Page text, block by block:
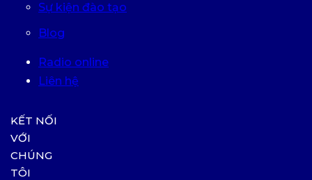
Sự kiện đào tạo
Blog
Radio online
Liên hệ
KẾT NỐI
VỚI
CHÚNG
TÔI